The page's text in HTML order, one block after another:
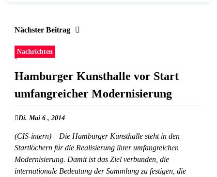
Nächster Beitrag
Nachrichten
Hamburger Kunsthalle vor Start
umfangreicher Modernisierung
Di. Mai 6 , 2014
(CIS-intern) – Die Hamburger Kunsthalle steht in den
Startlöchern für die Realisierung ihrer umfangreichen
Modernisierung. Damit ist das Ziel verbunden, die
internationale Bedeutung der Sammlung zu festigen, die